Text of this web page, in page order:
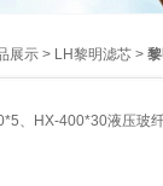
展示 > LH黎明滤芯 >
、HX-400*30液压玻